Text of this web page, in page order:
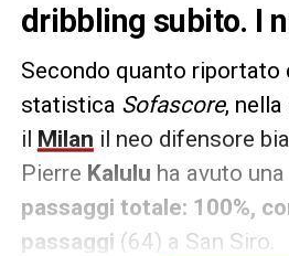
dribbling subito. I
Secondo quanto riportato
statistica Sofascore,
il Milan il neo difensore
Pierre Kalulu ha avuto una
passaggi totale: 100%,
passaggi (64) a San Siro.